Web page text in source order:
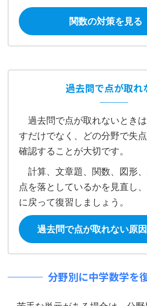
関数の対策を見る
過去問で点が取れ
過去問で点が取れないとき
すだけでなく、どの分野で失
確認することが大切です。
計算、文章題、関数、図形
点を落としているかを見直し
に戻って復習しましょう。
過去問で点が取れない原
分野別に中学数学を